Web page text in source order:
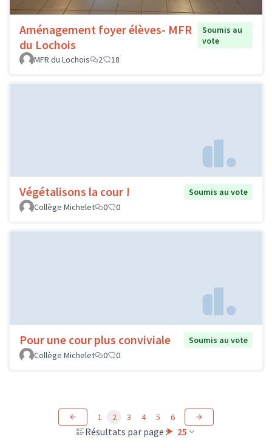
Aménagement foyer élèves- MFR
du Lochois
Soumis au
vote
MFR du Lochois
2 18
Végétalisons la cour !
Soumis au vote
Collège Michelet
0 0
Pour une cour plus conviviale
Soumis au vote
Collège Michelet
0 0
Résultats par page : 25
1 2 3 4 5 6